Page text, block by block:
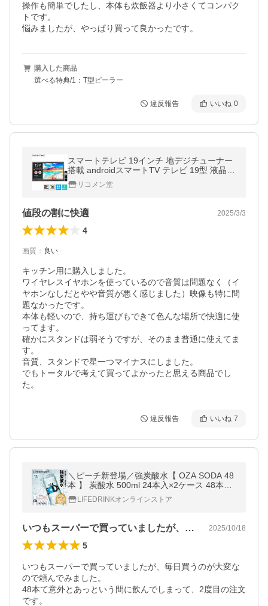
操作も簡単でしたし、本体も炊飯器より小さくてコンパク
トです。
悩みましたが、やっぱり買って良かったです。
購入した商品
選べる特典/1：T型ピーラー
違反報告 いいね 0
スマートテレビ 19インチ 地デジチューナー
搭載 androidスマートTV テレビ 19型 液晶テ
レビ スマホ連動 Bluetooth chromecast YouT
ube NETFLIX
リコメン堂
値段の割に快適 2025/3/3
4
画質 ： 良い
キッチン用に購入しました。
ワイヤレスイヤホンを使っているので音質は問題なく（イ
ヤホンなしだとやや音質が悪く感じました）映像も特に問
題なかったです。
本体も軽いので、持ち運びもできて色んな場所で快適に使
ってます。
確かにスタンドは弱そうですが、そのまま普通に使えてま
す。
音質、スタンドで星一つマイナスにしました。
でもトータルで考えて買ってよかったと思える商品でし
た。
違反報告 いいね 7
＼ピーチ新登場／強炭酸水【 OZA SODA 48
本 】 炭酸水 500ml 24本入×2ケース 48本入
強炭酸 LIFEDRINK 無糖 ソーダ まとめ買い
ポイント消化 ラベルレス 爆買
LIFEDRINKオンラインストア
いつもスーパーで買っていましたが、毎日… 2025/10/18
5
いつもスーパーで買っていましたが、毎日買うのが大変な
ので頼んでみました。
48本て意外とあっという間に飲んでしまって、2度目の注文
です。